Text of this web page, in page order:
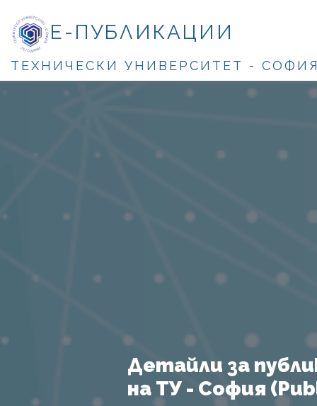
Е-ПУБЛИКАЦИИ
ТЕХНИЧЕСКИ УНИВЕРСИТЕТ -
Детайли за
на ТУ - София